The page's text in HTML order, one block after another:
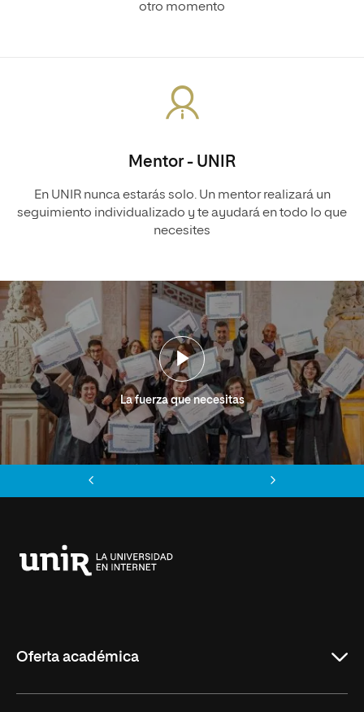
otro momento
Mentor - UNIR
En UNIR nunca estarás solo. Un mentor realizará un
seguimiento individualizado y te ayudará en todo lo que
necesites
La fuerza que necesitas
Oferta académica